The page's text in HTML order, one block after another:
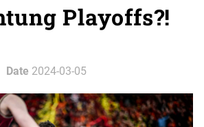
Playoffs?!
Date 2024-03-05